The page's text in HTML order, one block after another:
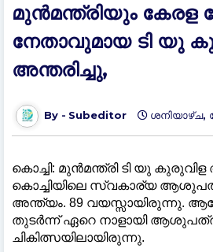
മുൻമന്ത്രിയും
നേതാവുമായ ടി യു
അന്തരിച്ചു,
Subeditor ശനിയാഴ്‌ച,
കൊച്ചി: മുൻമന്ത്രി ടി യു കുരുവിള
കൊച്ചിയിലെ സ്വകാര്യ
അന്ത്യം. 89 വയസ്സായിരുന്നു.
തുടർന്ന് ഏറെ നാളായി
ചികിത്സയിലായിരുന്നു.